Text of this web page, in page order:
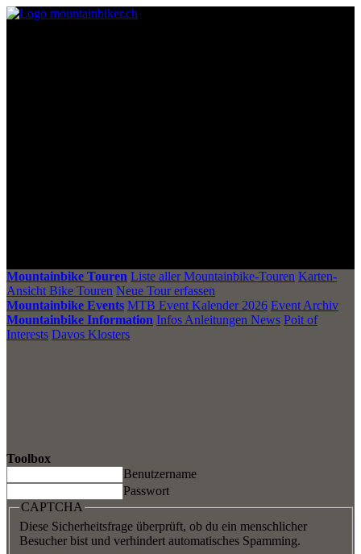
Mountainbike Touren Liste aller Mountainbike-Touren Karten-
Ansicht Bike Touren Neue Tour erfassen
Mountainbike Events MTB Event Kalender 2026 Event Archiv
Mountainbike Information Infos Anleitungen News Poit of
Interests Davos Klosters
Toolbox
Benutzername
Passwort
CAPTCHA
Diese Sicherheitsfrage überprüft, ob du ein menschlicher
Besucher bist und verhindert automatisches Spamming.